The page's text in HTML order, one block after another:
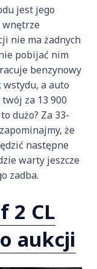
jest jego
wnętrze
nie ma żadnych
pobijać nim
benzynowy
wstydu, a auto
twój za 13 900
dużo? Za 33-
że
następne
warty jeszcze
zadba.
2 CL
aukcji